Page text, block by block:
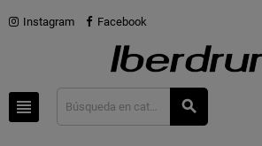
Instagram Facebook
view_headline search